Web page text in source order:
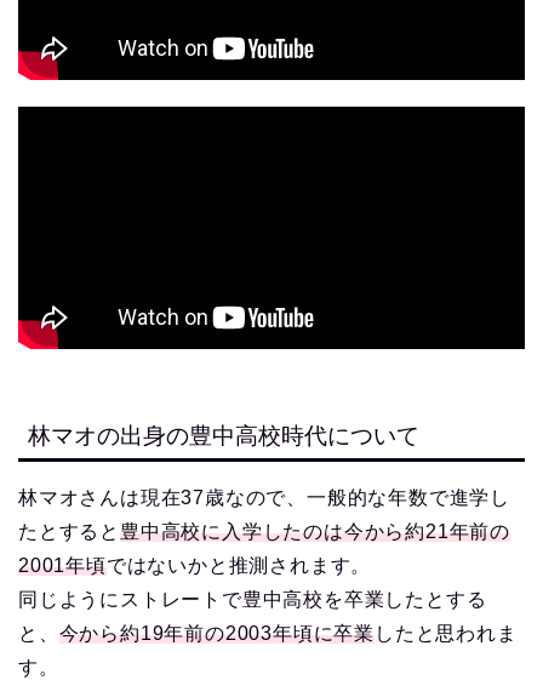
林マオの出身の豊中高校時代について
林マオさんは現在37歳なので、一般的な年数で進学し
たとすると 豊中高校に入学したのは今から約21年前の
2001年頃ではないかと推測されます。
同じようにストレートで豊中高校を卒業したとする
と、 今から約19年前の2003年頃に卒業したと思われま
す。